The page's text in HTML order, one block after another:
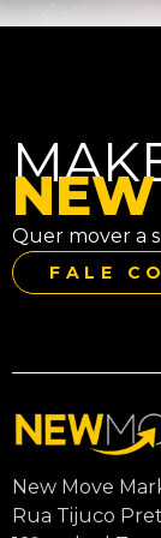
Quer mover a
FALE
New Move
Rua Tijuco